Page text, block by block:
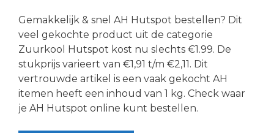
Gemakkelijk & snel AH Hutspot bestellen? Dit
veel gekochte product uit de categorie
Zuurkool Hutspot kost nu slechts €1.99. De
stukprijs varieert van €1,91 t/m €2,11. Dit
vertrouwde artikel is een vaak gekocht AH
itemen heeft een inhoud van 1 kg. Check waar
je AH Hutspot online kunt bestellen.